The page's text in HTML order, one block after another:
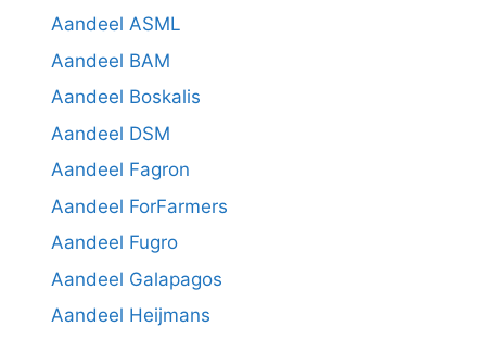
Aandeel ASML
Aandeel BAM
Aandeel Boskalis
Aandeel DSM
Aandeel Fagron
Aandeel ForFarmers
Aandeel Fugro
Aandeel Galapagos
Aandeel Heijmans